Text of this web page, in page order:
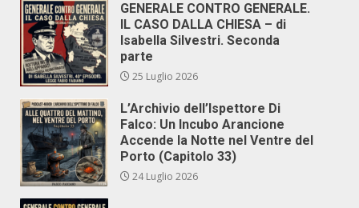
GENERALE CONTRO GENERALE.
IL CASO DALLA CHIESA – di
Isabella Silvestri. Seconda
parte
25 Luglio 2026
L’Archivio dell’Ispettore Di
Falco: Un Incubo Arancione
Accende la Notte nel Ventre del
Porto (Capitolo 33)
24 Luglio 2026